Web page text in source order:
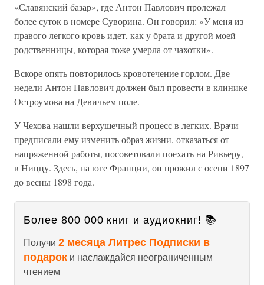
«Славянский базар», где Антон Павлович пролежал
более суток в номере Суворина. Он говорил: «У меня из
правого легкого кровь идет, как у брата и другой моей
родственницы, которая тоже умерла от чахотки».
Вскоре опять повторилось кровотечение горлом. Две
недели Антон Павлович должен был провести в клинике
Остроумова на Девичьем поле.
У Чехова нашли верхушечный процесс в легких. Врачи
предписали ему изменить образ жизни, отказаться от
напряженной работы, посоветовали поехать на Ривьеру,
в Ниццу. Здесь, на юге Франции, он прожил с осени 1897
до весны 1898 года.
Более 800 000 книг и аудиокниг! 📚
Получи 2 месяца Литрес Подписки в
подарок и наслаждайся неограниченным
чтением